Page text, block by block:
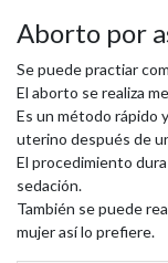
Aborto por
Se puede practiar
El aborto se realiza
Es un método rápido
uterino después de
El procedimiento
sedación.
También se puede
mujer así lo prefiere.